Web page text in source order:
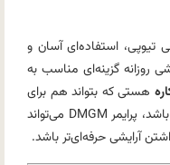
تیوپی، استفاده‌ای آسان و
روزانه گزینه‌ای مناسب به
هستی که بتواند هم برای
کاربرد داشته باشد، پرایمر DMGM می‌تواند
آرایشی حرفه‌ای‌تر باشد.